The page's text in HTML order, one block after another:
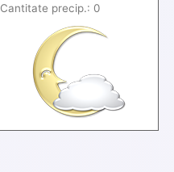
Cantitate precip.: 0